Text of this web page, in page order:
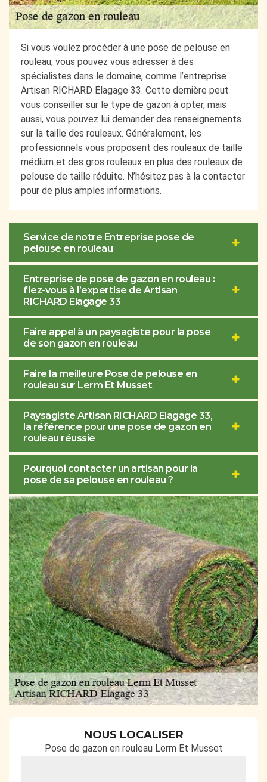
Si vous voulez procéder à une pose de pelouse en
rouleau, vous pouvez vous adresser à des
spécialistes dans le domaine, comme l’entreprise
Artisan RICHARD Elagage 33. Cette dernière peut
vous conseiller sur le type de gazon à opter, mais
aussi, vous pouvez lui demander des renseignements
sur la taille des rouleaux. Généralement, les
professionnels vous proposent des rouleaux de taille
médium et des gros rouleaux en plus des rouleaux de
pelouse de taille réduite. N’hésitez pas à la contacter
pour de plus amples informations.
Service de notre Entreprise pose de
pelouse en rouleau
Entreprise de pose de gazon en rouleau :
fiez-vous à l’expertise de Artisan
RICHARD Elagage 33
Faire appel à un paysagiste pour la pose
de son gazon en rouleau
Faire la meilleure Pose de pelouse en
rouleau sur Lerm Et Musset
Paysagiste Artisan RICHARD Elagage 33,
la référence pour une pose de gazon en
rouleau réussie
Pourquoi contacter un artisan pour la
pose de sa pelouse en rouleau ?
NOUS LOCALISER
Pose de gazon en rouleau Lerm Et Musset